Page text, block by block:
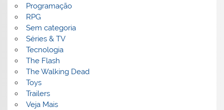
Programação
RPG
Sem categoria
Séries & TV
Tecnologia
The Flash
The Walking Dead
Toys
Trailers
Veja Mais